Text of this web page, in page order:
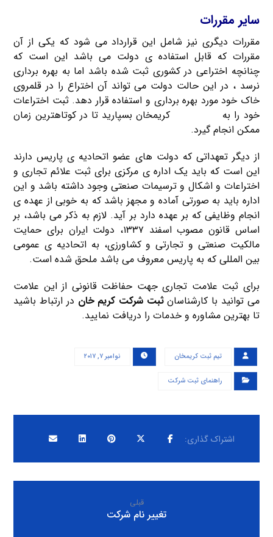
سایر مقررات
مقررات دیگری نیز شامل این قرارداد می شود که یکی از آن
مقررات که قابل استفاده ی دولت می باشد این است که
چنانچه اختراعی در کشوری ثبت شده باشد اما به بهره برداری
نرسد ، در این حالت دولت می تواند آن اختراع را در قلمروی
خاک خود مورد بهره برداری و استفاده قرار دهد. ثبت اختراعات
خود را به
کریمخان بسپارید تا در کوتاهترین زمان
ممکن انجام گیرد.
از دیگر تعهداتی که دولت های عضو اتحادیه ی پاریس دارند
این است که باید یک اداره ی مرکزی برای ثبت علائم تجاری و
اختراعات و اشکال و ترسیمات صنعتی وجود داشته باشد و این
اداره باید به صورتی آماده و مجهز باشد که به خوبی از عهده ی
انجام وظایفی که بر عهده دارد بر آید. لازم به ذکر می باشد، بر
اساس قانون مصوب اسفند ۱۳۳۷، دولت ایران برای حمایت
مالکیت صنعتی و تجارتی و کشاورزی، به اتحادیه ی عمومی
بین المللی که به پاریس معروف می باشد ملحق شده است.
برای ثبت علامت تجاری جهت حفاظت قانونی از این علامت
می توانید با کارشناسانثبت شرکت کریم خان در ارتباط باشید
تا بهترین مشاوره و خدمات را دریافت نمایید.
تیم ثبت کریمخان نوامبر ۷, ۲۰۱۷
راهنمای ثبت شرکت
قبلی
تغییر نام شرکت